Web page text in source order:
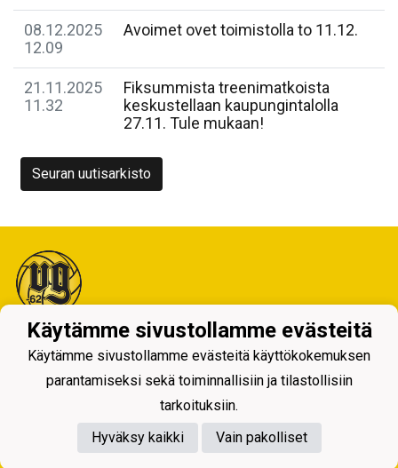
08.12.2025
12.09
Avoimet ovet toimistolla to 11.12.
21.11.2025
11.32
Fiksummista treenimatkoista
keskustellaan kaupungintalolla
27.11. Tule mukaan!
Seuran uutisarkisto
Tietosuojaseloste
Powered by
Käytämme sivustollamme evästeitä
Käytämme sivustollamme evästeitä käyttökokemuksen
parantamiseksi sekä toiminnallisiin ja tilastollisiin
tarkoituksiin.
Hyväksy kaikki
Vain pakolliset